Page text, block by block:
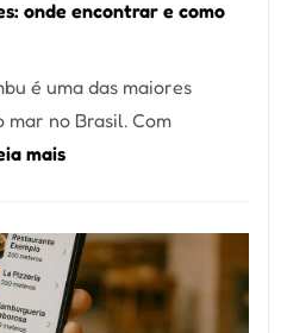
Guia
para
a
Alta
onde encontrar e como
é uma das maiores
no Brasil. Com
mais:
onde
encontrar
e